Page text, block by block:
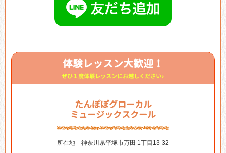
体験レッスン大歓迎！
ぜひ１度体験レッスンにお越しください♪
たんぽぽグローカル
ミュージックスクール
所在地 神奈川県平塚市万田 1丁目13-32